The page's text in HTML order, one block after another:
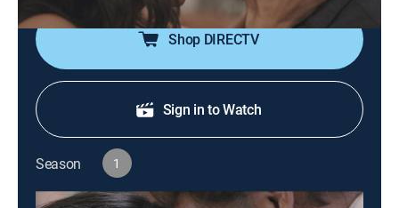
Shop DIRECTV
Sign in to Watch
Season 1